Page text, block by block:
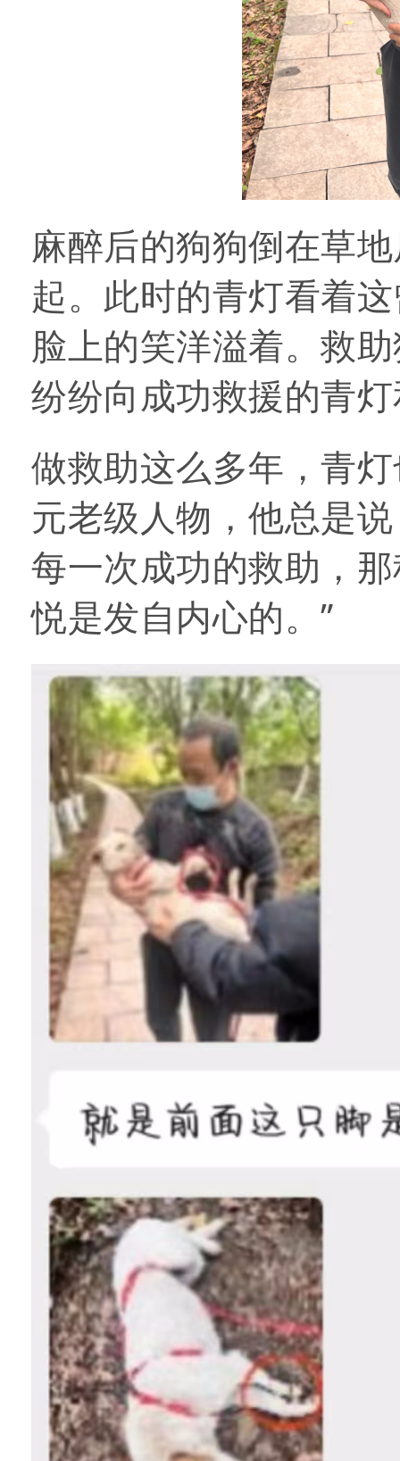
麻醉后的狗狗倒在草
起。此时的青灯看着
脸上的笑洋溢着。救
纷纷向成功救援的青
做救助这么多年，青
元老级人物，他总是
每一次成功的救助，
悦是发自内心的。”